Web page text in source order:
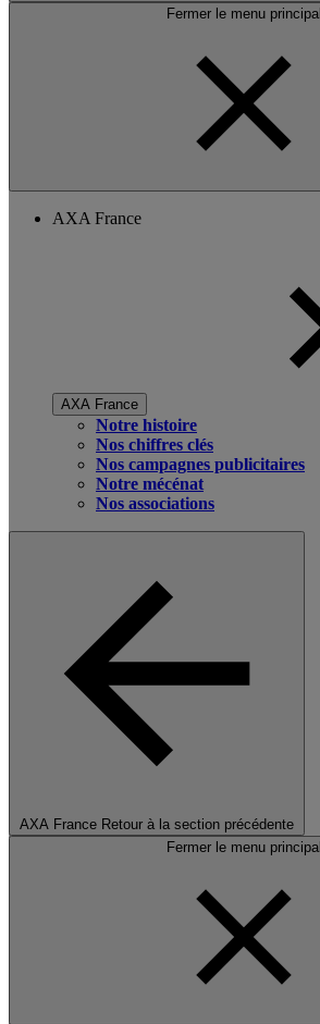
Fermer le menu principal
AXA France
AXA France
Notre histoire
Nos chiffres clés
Nos campagnes publicitaires
Notre mécénat
Nos associations
AXA France Retour à la section précédente
Fermer le menu principal